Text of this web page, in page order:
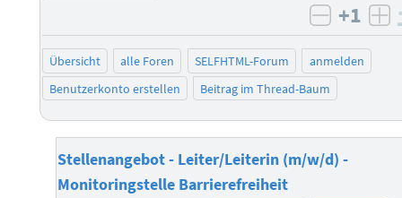
negativ
+1
Übersicht alle Foren SELFHTML-Forum
anmelden
Benutzerkonto erstellen
Beitrag im Thread-Baum
Stellenangebot - Leiter/Leiterin (m/w/d) -
Monitoringstelle Barrierefreiheit